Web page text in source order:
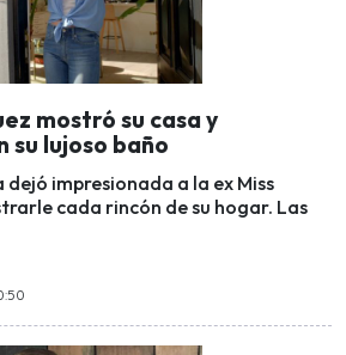
mostró su casa y
su lujoso baño
impresionada a la ex Miss
cada rincón de su hogar. Las